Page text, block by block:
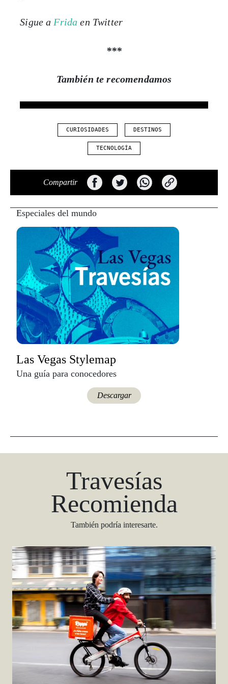
Sigue aFrida en Twitter
***
También te recomendamos
CURIOSIDADES DESTINOS
TECNOLOGÍA
Compartir
Especiales del mundo
Las Vegas Stylemap
Una guía para conocedores
Descargar
Travesías
Recomienda
También podría interesarte.